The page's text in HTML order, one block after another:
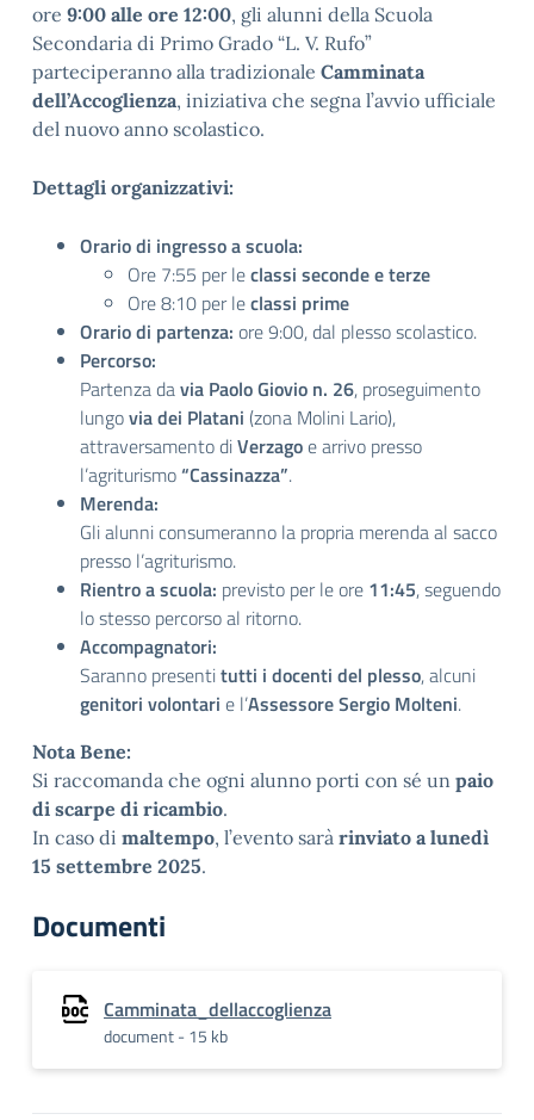
ore 9:00 alle ore 12:00, gli alunni della Scuola
Secondaria di Primo Grado “L. V. Rufo”
parteciperanno alla tradizionale Camminata
dell’Accoglienza, iniziativa che segna l’avvio ufficiale
del nuovo anno scolastico.
Dettagli organizzativi:
Orario di ingresso a scuola:
Ore 7:55 per leclassi seconde e terze
Ore 8:10 per leclassi prime
Orario di partenza: ore 9:00, dal plesso scolastico.
Percorso:
Partenza davia Paolo Giovio n. 26, proseguimento
lungovia dei Platani (zona Molini Lario),
attraversamento diVerzagoe arrivo presso
l’agriturismo“Cassinazza”.
Merenda:
Gli alunni consumeranno la propria merenda al sacco
presso l’agriturismo.
Rientro a scuola: previsto per le ore 11:45, seguendo
lo stesso percorso al ritorno.
Accompagnatori:
Saranno presentitutti i docenti del plesso, alcuni
genitori volontari e l’Assessore Sergio Molteni.
Nota Bene:
Si raccomanda che ogni alunno porti con sé un paio
di scarpe di ricambio.
In caso di maltempo, l’evento sarà rinviato a lunedì
15 settembre 2025.
Documenti
Camminata_dellaccoglienza
document - 15 kb